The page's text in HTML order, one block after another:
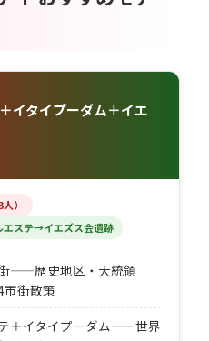
タイプーダム＋イエ
）
ステ→イエズス会遺跡
——歴史地区・大統領
市街散策
＋イタイプーダム——世界